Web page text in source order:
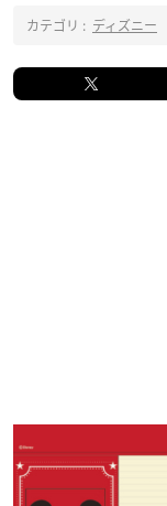
カテゴリ : ディズニー